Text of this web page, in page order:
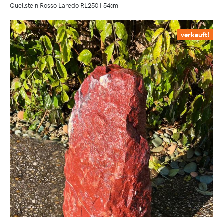
Quellstein Rosso Laredo RL2501 54cm
verkauft!